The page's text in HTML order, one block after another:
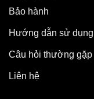
Bảo hành
Hướng dẫn sử dụng
Câu hỏi thường gặp
Liên hệ